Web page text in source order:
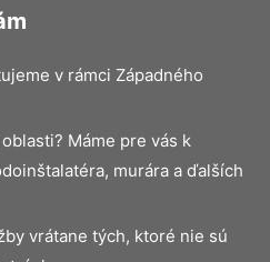
v rámci Západného
Máme pre vás k
murára a ďalších
vrátane tých, ktoré nie sú